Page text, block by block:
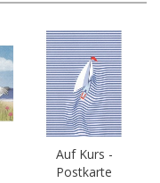
Auf Kurs -
Postkarte